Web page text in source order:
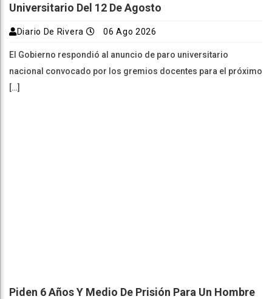
Universitario Del 12 De Agosto
Diario De Rivera 06 Ago 2026
El Gobierno respondió al anuncio de paro universitario
nacional convocado por los gremios docentes para el próximo
[…]
Piden 6 Años Y Medio De Prisión Para Un Hombre